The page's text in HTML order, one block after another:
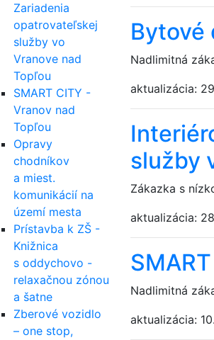
Zariadenia
opatrovateľskej
služby vo
Vranove nad
Topľou
SMART CITY -
Vranov nad
Topľou
Opravy
chodníkov
a miest.
komunikácií na
území mesta
Prístavba k ZŠ -
Knižnica
s oddychovo -
relaxačnou zónou
a šatne
Zberové vozidlo
– one stop,
Bytové
Nadlimitná
aktualizácia:
služby
Zákazka s
aktualizácia:
Nadlimitná
aktualizácia: